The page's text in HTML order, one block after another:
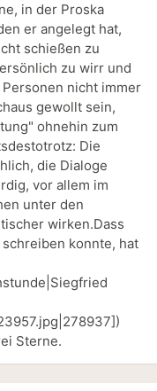
in der Proska
er angelegt hat,
schießen zu
zu wirr und
nicht immer
gewollt sein,
ohnehin zum
Die
die Dialoge
vor allem im
unter den
wirken.Dass
konnte, hat
Sterne.